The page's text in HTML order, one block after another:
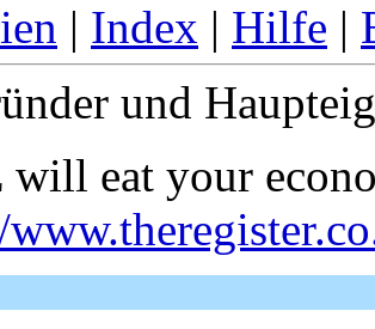
| Index | Hilfe |
und
will eat your